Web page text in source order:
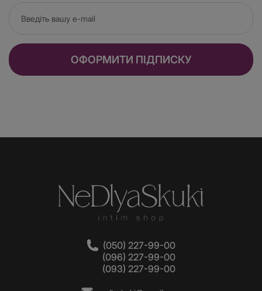
ОФОРМИТИ ПІДПИСКУ
(050) 227-99-00
(096) 227-99-00
(093) 227-99-00